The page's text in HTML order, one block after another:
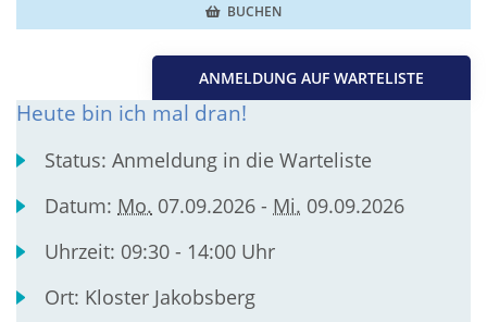
BUCHEN
ANMELDUNG AUF WARTELISTE
Heute bin ich mal dran!
Status:Anmeldung in die Warteliste
Datum: Mo. 07.09.2026 - Mi. 09.09.2026
Uhrzeit: 09:30 - 14:00 Uhr
Ort: Kloster Jakobsberg